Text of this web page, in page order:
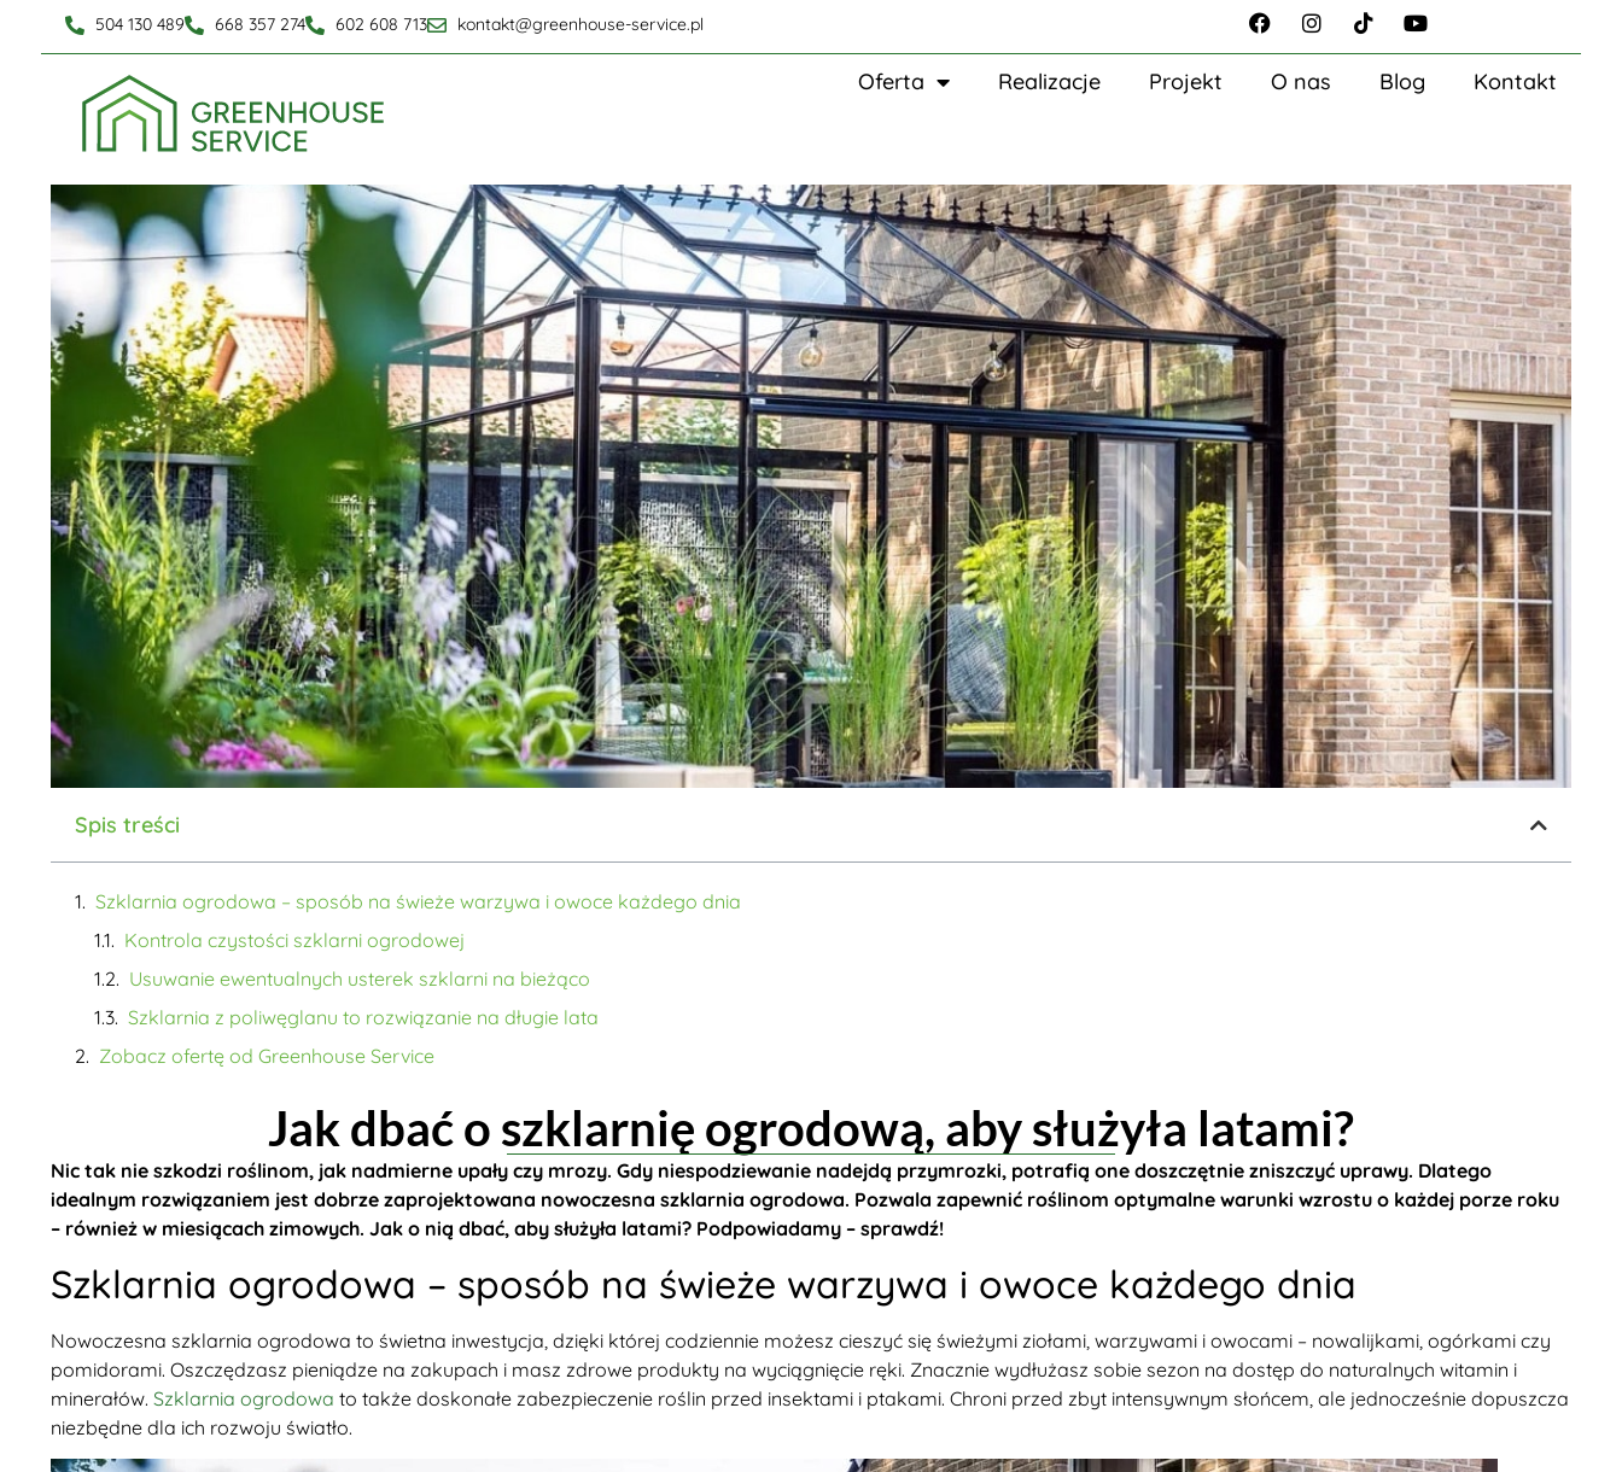
504 130 489 668 357 274 602 608 713 kontakt@greenhouse-service.pl
Oferta Realizacje Projekt O nas Blog Kontakt
Spis treści
Szklarnia ogrodowa – sposób na świeże warzywa i owoce każdego dnia
Kontrola czystości szklarni ogrodowej
Usuwanie ewentualnych usterek szklarni na bieżąco
Szklarnia z poliwęglanu to rozwiązanie na długie lata
Zobacz ofertę od Greenhouse Service
Jak dbać o szklarnię ogrodową, aby służyła latami?
Nic tak nie szkodzi roślinom, jak nadmierne upały czy mrozy. Gdy niespodziewanie nadejdą przymrozki, potrafią one doszczętnie zniszczyć uprawy. Dlatego
idealnym rozwiązaniem jest dobrze zaprojektowana nowoczesna szklarnia ogrodowa. Pozwala zapewnić roślinom optymalne warunki wzrostu o każdej porze roku
– również w miesiącach zimowych. Jak o nią dbać, aby służyła latami? Podpowiadamy – sprawdź!
Szklarnia ogrodowa – sposób na świeże warzywa i owoce każdego dnia
Nowoczesna szklarnia ogrodowa to świetna inwestycja, dzięki której codziennie możesz cieszyć się świeżymi ziołami, warzywami i owocami – nowalijkami, ogórkami czy
pomidorami. Oszczędzasz pieniądze na zakupach i masz zdrowe produkty na wyciągnięcie ręki. Znacznie wydłużasz sobie sezon na dostęp do naturalnych witamin i
minerałów. Szklarnia ogrodowa to także doskonałe zabezpieczenie roślin przed insektami i ptakami. Chroni przed zbyt intensywnym słońcem, ale jednocześnie dopuszcza
niezbędne dla ich rozwoju światło.